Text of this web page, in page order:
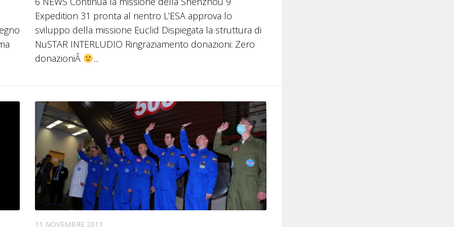
Expedition 31 pronta al rientro L’ESA approva lo
sviluppo della missione Euclid Dispiegata la struttura di
NuSTAR INTERLUDIO Ringraziamento donazioni: Zero
donazioniÂ
...
11 NOVEMBRE 2011